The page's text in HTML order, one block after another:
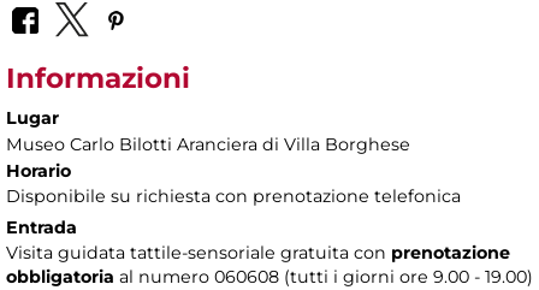
Informazioni
Lugar
Museo Carlo Bilotti Aranciera di Villa Borghese
Horario
Disponibile su richiesta con prenotazione telefonica
Entrada
Visita guidata tattile-sensoriale gratuita con prenotazione
obbligatoria al numero 060608 (tutti i giorni ore 9.00 - 19.00)